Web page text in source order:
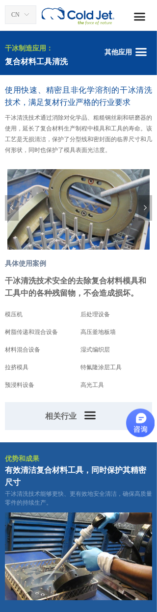
끀
首页
干冰清洗应用
干冰生产
产品
配件和服务
资源
联系我们
关于酷捷
全球办事处
ꀅ
CN
使用快速、精密且非化学溶剂的干冰清洗
技术，满足复材行业严格的行业要求
干冰清洗技术能够更快、更有效地安全清洁，确保高质量
零件的持续生产。
优势和成果
有效清洁复合材料工具，同时保护其精密
尺寸
干冰清洗技术通过消除对化学品、粗糙钢丝刷和研磨器的
使用，延长了复合材料生产制程中模具和工具的寿命。该
工艺是无损清洁，保护了分型线和密封面的临界尺寸和几
何形状，同时也保护了模具表面光洁度。
넳 넲
具体使用案例
干冰清洗技术安全的去除复合材料模具和
工具中的各种残留物，不会造成损坏。
模压机
树脂传递和混合设备
材料混合设备
拉挤模具
预浸料设备
后处理设备
高压釜地板墙
湿式编织层
特氟隆涂层工具
高光工具
相关行业 끀
医疗行业 >
塑料和复材 >
航空航天 >
干冰制造应用：
复合材料工具清洗
其他应用 끀
去除粘合剂
沥青清理
汽车修复
涂层和腐蚀去除
咖啡烘焙机清洗
复合材料工具清洗
芯盒清洗
历史遗迹恢复
模具清洗
无纺布模具清洗
修复
产品表面预处理
焊接线清理